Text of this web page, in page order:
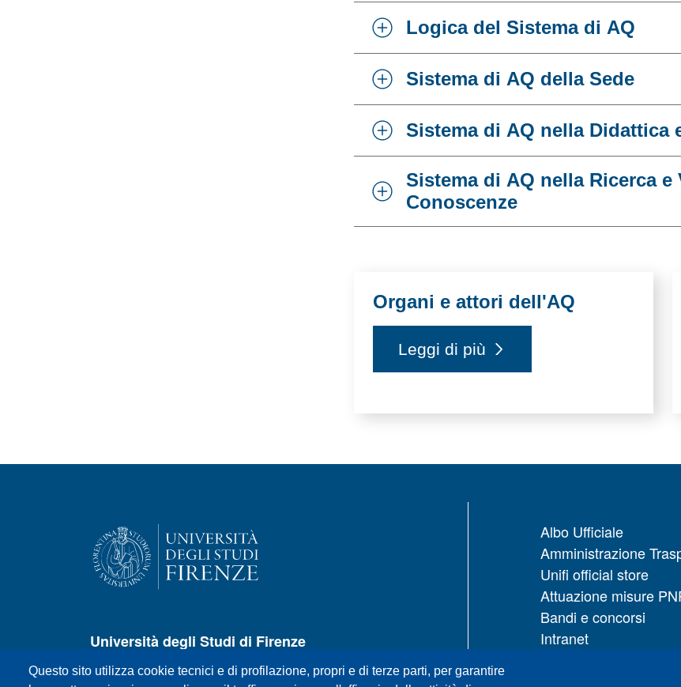
Logica del Sistema di AQ
Sistema di AQ della Sede
Sistema di AQ nella Didattica
Sistema di AQ nella Ricerca
Conoscenze
Organi e attori dell'AQ
Leggi di più
Questo sito utilizza cookie tecnici e di profilazione, propri e di terze parti, per garantire
Università degli Studi di Firenze
P.zza S.Marco, 4 - 50121 Firenze
Albo Ufficiale
Amministrazione
Unifi official store
Attuazione misure
Bandi e concorsi
Intranet